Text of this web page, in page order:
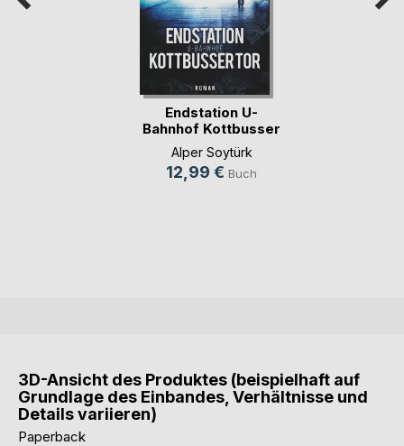
Endstation U-
Bahnhof Kottbusser
Tor
Alper Soytürk
12,99 € Buch
3D-Ansicht des Produktes (beispielhaft auf
Grundlage des Einbandes, Verhältnisse und
Details variieren)
Paperback